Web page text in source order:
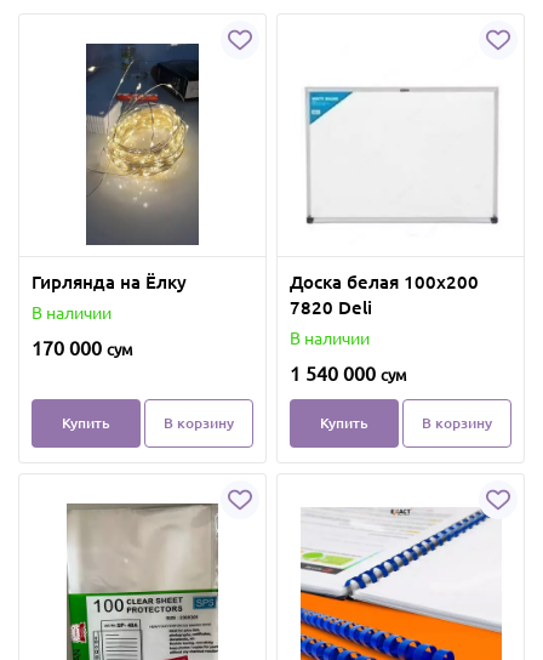
Гирлянда на Ёлку
В наличии
170 000 сум
Купить В корзину
Доска белая 100х200
7820 Deli
В наличии
1 540 000 сум
Купить В корзину